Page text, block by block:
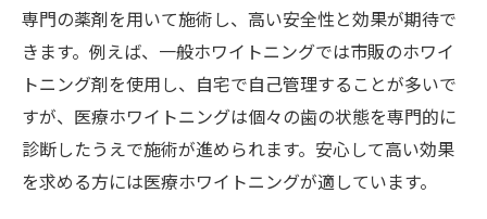
専門の薬剤を用いて施術し、高い安全性と効果が期待で
きます。例えば、一般ホワイトニングでは市販のホワイ
トニング剤を使用し、自宅で自己管理することが多いで
すが、医療ホワイトニングは個々の歯の状態を専門的に
診断したうえで施術が進められます。安心して高い効果
を求める方には医療ホワイトニングが適しています。